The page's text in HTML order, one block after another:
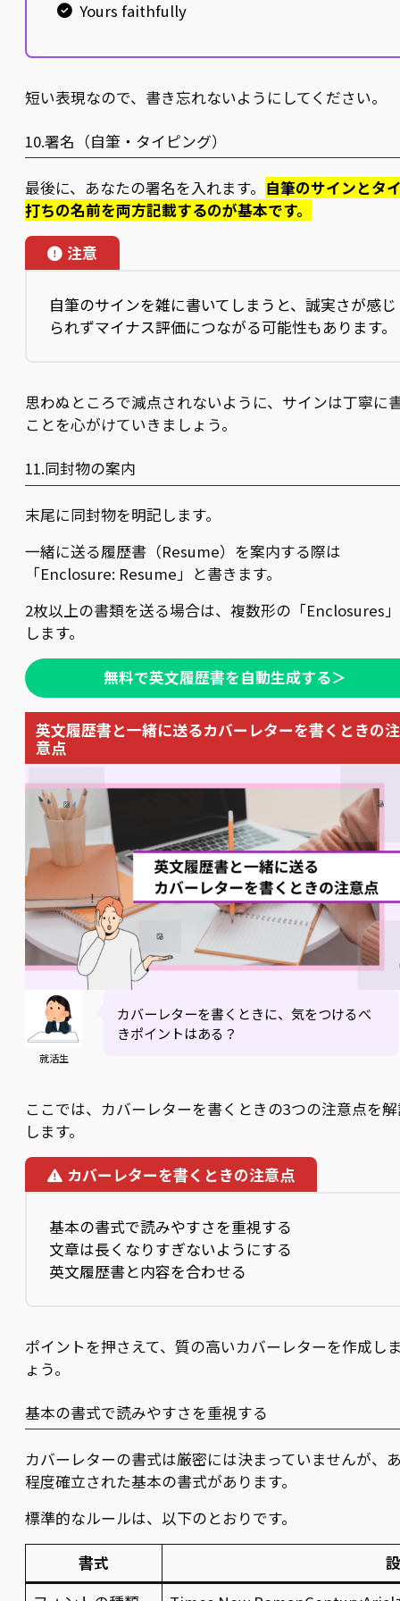
Yours faithfully
短い表現なので、書き忘れないようにしてください。
10.署名（自筆・タイピング）
最後に、あなたの署名を入れます。 自筆のサインとタ
打ちの名前を両方記載するのが基本です。
注意
自筆のサインを雑に書いてしまうと、誠実さが感じ
られずマイナス評価につながる可能性もあります。
思わぬところで減点されないように、サインは丁寧に
ことを心がけていきましょう。
11.同封物の案内
末尾に同封物を明記します。
一緒に送る履歴書（Resume）を案内する際は
「Enclosure: Resume」と書きます。
2枚以上の書類を送る場合は、複数形の「Enclosures
します。
無料で英文履歴書を自動生成する＞
英文履歴書と一緒に送るカバーレターを書くときの注
意点
就活生
カバーレターを書くときに、気をつけるべ
きポイントはある？
ここでは、カバーレターを書くときの3つの注意点を
します。
カバーレターを書くときの注意点
基本の書式で読みやすさを重視する
文章は長くなりすぎないようにする
英文履歴書と内容を合わせる
ポイントを押さえて、質の高いカバーレターを作成し
ょう。
基本の書式で読みやすさを重視する
カバーレターの書式は厳密には決まっていませんが、
程度確立された基本の書式があります。
標準的なルールは、以下のとおりです。
書式